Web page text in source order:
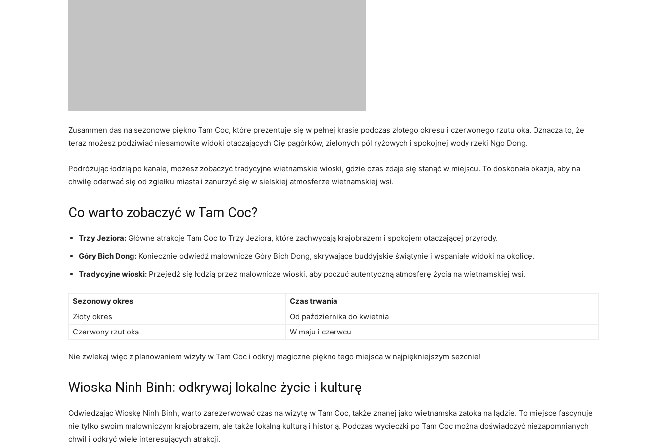
Zusammen‌ das na⁤ sezonowe piękno Tam ⁤Coc, które prezentuje się w pełnej krasie podczas złotego okresu i czerwonego rzutu oka. Oznacza to,⁢ że
teraz możesz podziwiać niesamowite widoki otaczających Cię pagórków, zielonych pól ‌ryżowych i spokojnej ​wody rzeki Ngo Dong.
Podróżując‍ łodzią po kanale, możesz zobaczyć tradycyjne wietnamskie wioski, ⁢gdzie⁣ czas zdaje się stanąć w miejscu. To doskonała okazja, aby⁣ na
chwilę oderwać się ‍od zgiełku miasta i​ zanurzyć​ się⁣ w⁣ sielskiej atmosferze⁣ wietnamskiej ‍wsi.
Co warto zobaczyć w Tam Coc?
Trzy Jeziora: Główne atrakcje Tam⁣ Coc⁢ to Trzy Jeziora, które zachwycają krajobrazem‍ i spokojem otaczającej ⁣przyrody.
Góry⁤ Bich Dong: Koniecznie odwiedź malownicze Góry⁣ Bich Dong, skrywające buddyjskie świątynie i wspaniałe widoki na okolicę.
Tradycyjne wioski: Przejedź się łodzią przez malownicze wioski, aby poczuć autentyczną⁣ atmosferę życia na ‍wietnamskiej wsi.
Sezonowy ​okres
Czas trwania
Złoty okres
Od października do kwietnia
Czerwony rzut⁢ oka
W maju i⁢ czerwcu
Nie zwlekaj więc‌ z planowaniem wizyty ​w Tam Coc i odkryj magiczne piękno tego ⁢miejsca ​w najpiękniejszym sezonie!
Wioska​ Ninh Binh: odkrywaj lokalne życie i kulturę
Odwiedzając Wioskę‌ Ninh Binh, warto zarezerwować czas na wizytę w ‍Tam Coc, także znanej jako wietnamska zatoka na lądzie. To miejsce fascynuje‍
nie tylko swoim malowniczym⁣ krajobrazem, ale⁢ także ⁤lokalną kulturą i⁤ historią. Podczas wycieczki po Tam Coc można doświadczyć niezapomnianych​
chwil i odkryć⁢ wiele interesujących ⁣atrakcji.